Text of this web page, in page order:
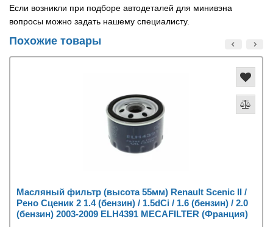
Если возникли при подборе автодеталей для минивэна
вопросы можно задать нашему специалисту.
Похожие товары
Масляный фильтр (высота 55мм) Renault Scenic II /
Рено Сценик 2 1.4 (бензин) / 1.5dCi / 1.6 (бензин) / 2.0
(бензин) 2003-2009 ELH4391 MECAFILTER (Франция)